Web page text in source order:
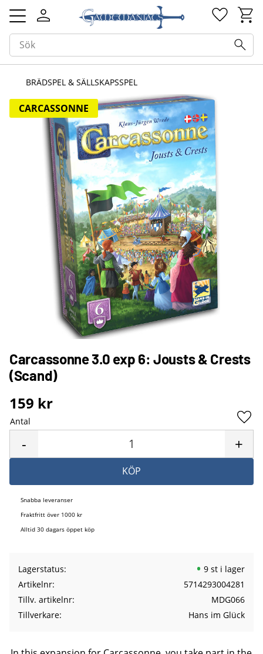
Meny
BRÄDSPEL & SÄLLSKAPSSPEL
CARCASSONNE
Carcassonne 3.0 exp 6: Jousts & Crests
(Scand)
159 kr
Antal
+
-
KÖP
Snabba leveranser
Fraktfritt över 1000 kr
Alltid 30 dagars öppet köp
Lagerstatus
9 st i lager
Artikelnr
5714293004281
Tillv. artikelnr
MDG066
Tillverkare
Hans im Glück